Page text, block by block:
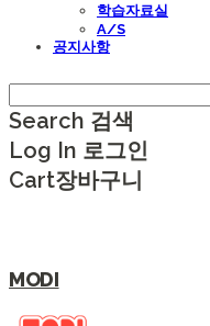
학습자료실
A/S
공지사항
Search 검색
Log In 로그인
Cart장바구니
MODI